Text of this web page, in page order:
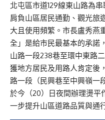
北屯區市道129線東山路為
肩負山區居民通勤、觀光旅
大且使用頻繁。市長盧秀燕
全」是給市民最基本的承諾
山路一段238巷至環中東路
獲地方居民及用路人肯定後
路一段（民興巷至中興嶺一
於今（20）日夜間辦理燙平
一步提升山區道路品質與通